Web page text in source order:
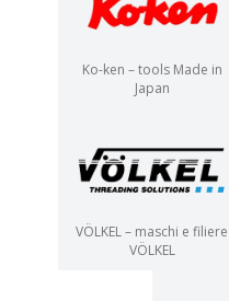
Ko-ken – tools Made in
Japan
VÖLKEL – maschi e filiere
VÖLKEL